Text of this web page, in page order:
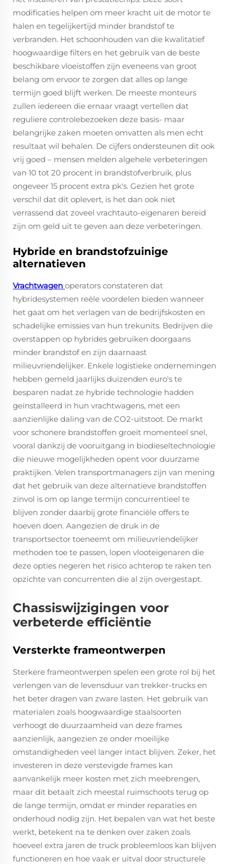
modificaties helpen om meer kracht uit de motor te
halen en tegelijkertijd minder brandstof te
verbranden. Het schoonhouden van die kwalitatief
hoogwaardige filters en het gebruik van de beste
beschikbare vloeistoffen zijn eveneens van groot
belang om ervoor te zorgen dat alles op lange
termijn goed blijft werken. De meeste monteurs
zullen iedereen die ernaar vraagt vertellen dat
reguliere controlebezoeken deze basis- maar
belangrijke zaken moeten omvatten als men echt
resultaat wil behalen. De cijfers ondersteunen dit ook
vrij goed – mensen melden algehele verbeteringen
van 10 tot 20 procent in brandstofverbruik, plus
ongeveer 15 procent extra pk's. Gezien het grote
verschil dat dit oplevert, is het dan ook niet
verrassend dat zoveel vrachtauto-eigenaren bereid
zijn om geld uit te geven aan deze verbeteringen.
Hybride en brandstofzuinige
alternatieven
Vrachtwagen operators constateren dat
hybridesystemen reële voordelen bieden wanneer
het gaat om het verlagen van de bedrijfskosten en
schadelijke emissies van hun trekunits. Bedrijven die
overstappen op hybrides gebruiken doorgaans
minder brandstof en zijn daarnaast
milieuvriendelijker. Enkele logistieke ondernemingen
hebben gemeld jaarlijks duizenden euro's te
besparen nadat ze hybride technologie hadden
geïnstalleerd in hun vrachtwagens, met een
aanzienlijke daling van de CO2-uitstoot. De markt
voor schonere brandstoffen groeit momenteel snel,
vooral dankzij de vooruitgang in biodieseltechnologie
die nieuwe mogelijkheden opent voor duurzame
praktijken. Velen transportmanagers zijn van mening
dat het gebruik van deze alternatieve brandstoffen
zinvol is om op lange termijn concurrentieel te
blijven zonder daarbij grote financiële offers te
hoeven doen. Aangezien de druk in de
transportsector toeneemt om milieuvriendelijker
methoden toe te passen, lopen vlooteigenaren die
deze opties negeren het risico achterop te raken ten
opzichte van concurrenten die al zijn overgestapt.
Chassiswijzigingen voor
verbeterde efficiëntie
Versterkte frameontwerpen
Sterkere frameontwerpen spelen een grote rol bij het
verlengen van de levensduur van trekker-trucks en
het beter dragen van zware lasten. Het gebruik van
materialen zoals hoogwaardige staalsoorten
verhoogt de duurzaamheid van deze frames
aanzienlijk, aangezien ze onder moeilijke
omstandigheden veel langer intact blijven. Zeker, het
investeren in deze verstevigde frames kan
aanvankelijk meer kosten met zich meebrengen,
maar dit betaalt zich meestal ruimschoots terug op
de lange termijn, omdat er minder reparaties en
onderhoud nodig zijn. Het bepalen van wat het beste
werkt, betekent na te denken over zaken zoals
hoeveel extra jaren de truck probleemloos kan blijven
functioneren en hoe vaak er uitval door structurele